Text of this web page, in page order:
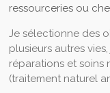
ressourceries ou
Je sélectionne des
plusieurs autres
réparations et soins
(traitement naturel